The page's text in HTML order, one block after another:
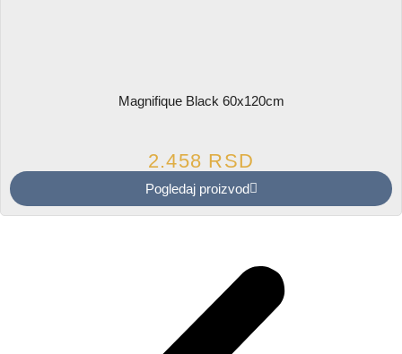
Magnifique Black 60x120cm
2.458 RSD
Pogledaj proizvod